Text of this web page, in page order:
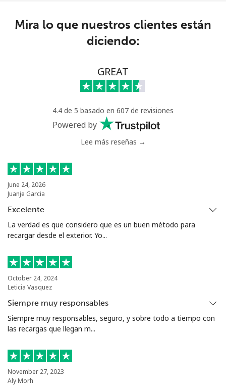
⁦$10⁩
Mira lo que nuestros clientes están
diciendo:
GREAT
4.4 de 5 basado en 607 de revisiones
Powered by
Lee más reseñas →
June 24, 2026
Juanje Garcia
Excelente
La verdad es que considero que es un buen método para
recargar desde el exterior. Yo...
October 24, 2024
Leticia Vasquez
Siempre muy responsables
Siempre muy responsables, seguro, y sobre todo a tiempo con
las recargas que llegan m...
November 27, 2023
Aly Morh